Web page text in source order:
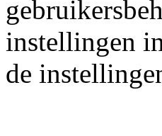
instellingen
de